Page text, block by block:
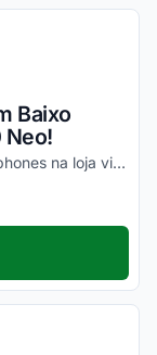
Baixo
Neo!
Descontos imperdíveis em diversos smartphones na loja virtual, incluindo o Moto Edge 30 Neo. Confira!